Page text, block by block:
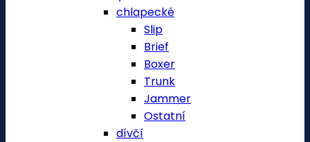
chlapecké
Slip
Brief
Boxer
Trunk
Jammer
Ostatní
dívčí